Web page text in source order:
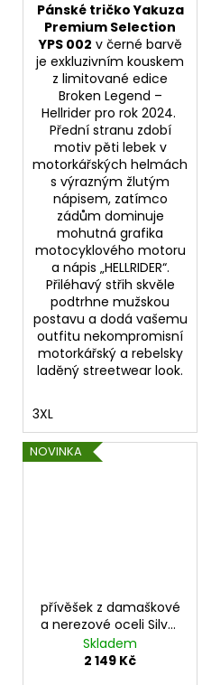
Pánské tričko Yakuza
Premium Selection
YPS 002 v černé barvě
je exkluzivním kouskem
z limitované edice
Broken Legend –
Hellrider pro rok 2024.
Přední stranu zdobí
motiv pěti lebek v
motorkářských helmách
s výrazným žlutým
nápisem, zatímco
zádům dominuje
mohutná grafika
motocyklového motoru
a nápis „HELLRIDER“.
Přiléhavý střih skvěle
podtrhne mužskou
postavu a dodá vašemu
outfitu nekompromisní
motorkářský a rebelsky
laděný streetwear look.
3XL
NOVINKA
přívěšek z damaškové
a nerezové oceli Silver
Cruinne s řetízkem
Skladem
2 149 Kč